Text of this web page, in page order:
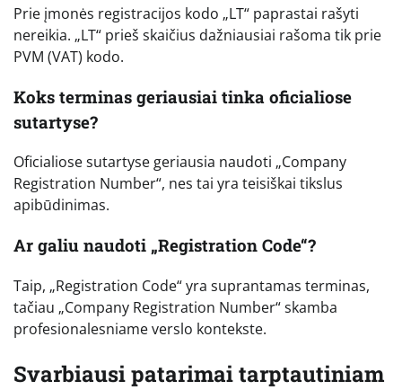
Prie įmonės registracijos kodo „LT“ paprastai rašyti
nereikia. „LT“ prieš skaičius dažniausiai rašoma tik prie
PVM (VAT) kodo.
Koks terminas geriausiai tinka oficialiose
sutartyse?
Oficialiose sutartyse geriausia naudoti „Company
Registration Number“, nes tai yra teisiškai tikslus
apibūdinimas.
Ar galiu naudoti „Registration Code“?
Taip, „Registration Code“ yra suprantamas terminas,
tačiau „Company Registration Number“ skamba
profesionalesniame verslo kontekste.
Svarbiausi patarimai tarptautiniam